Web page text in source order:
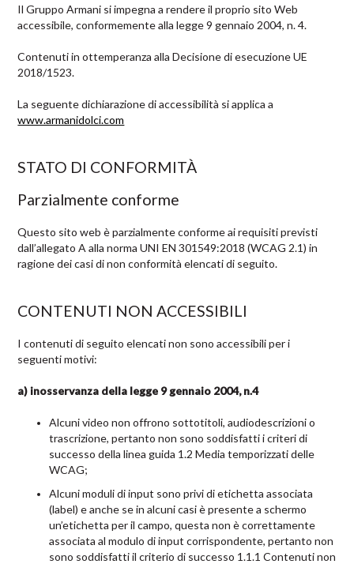
Il Gruppo Armani si impegna a rendere il proprio sito Web
accessibile, conformemente alla legge 9 gennaio 2004, n. 4.
Contenuti in ottemperanza alla Decisione di esecuzione UE
2018/1523.
La seguente dichiarazione di accessibilità si applica a
www.armanidolci.com
STATO DI CONFORMITÀ
Parzialmente conforme
Questo sito web è parzialmente conforme ai requisiti previsti
dall’allegato A alla norma UNI EN 301549:2018 (WCAG 2.1) in
ragione dei casi di non conformità elencati di seguito.
CONTENUTI NON ACCESSIBILI
I contenuti di seguito elencati non sono accessibili per i
seguenti motivi:
a) inosservanza della legge 9 gennaio 2004, n.4
Alcuni video non offrono sottotitoli, audiodescrizioni o
trascrizione, pertanto non sono soddisfatti i criteri di
successo della linea guida 1.2 Media temporizzati delle
WCAG;
Alcuni moduli di input sono privi di etichetta associata
(label) e anche se in alcuni casi è presente a schermo
un’etichetta per il campo, questa non è correttamente
associata al modulo di input corrispondente, pertanto non
sono soddisfatti il criterio di successo 1.1.1 Contenuti non